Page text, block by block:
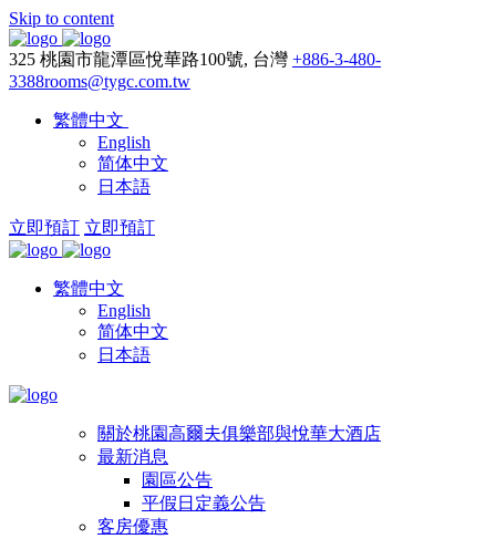
Skip to content
325 桃園市龍潭區悅華路100號, 台灣 +886-3-480-
3388rooms@tygc.com.tw
繁體中文
English
简体中文
日本語
立即預訂 立即預訂
繁體中文
English
简体中文
日本語
關於桃園高爾夫俱樂部與悅華大酒店
最新消息
園區公告
平假日定義公告
客房優惠